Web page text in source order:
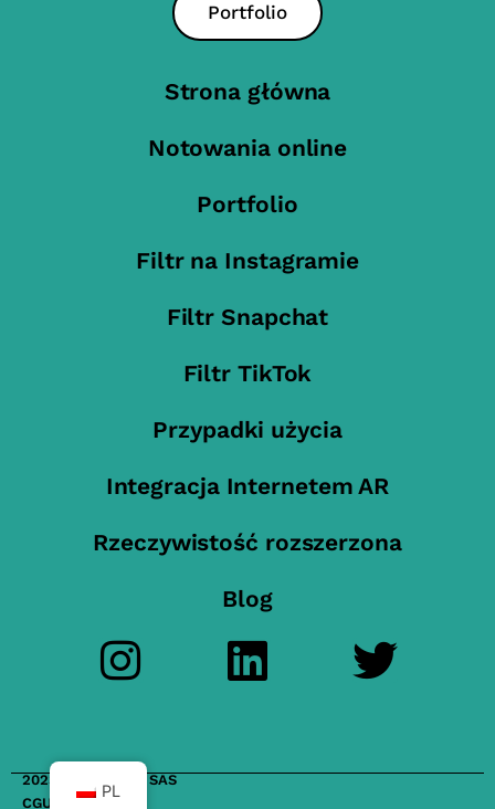
Portfolio
Strona główna
Notowania online
Portfolio
Filtr na Instagramie
Filtr Snapchat
Filtr TikTok
Przypadki użycia
Integracja Internetem AR
Rzeczywistość rozszerzona
Blog
2023 FilterMaker SAS
CGU
PL